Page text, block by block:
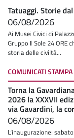
Tatuaggi. Storie
06/08/2026
Ai Musei Civici di
Gruppo Il Sole 24
storia delle civiltà...
COMUNICATI STAMPA
Torna la
2026 la XXXVII
via Gavardini, la
06/08/2026
L’inaugurazione: